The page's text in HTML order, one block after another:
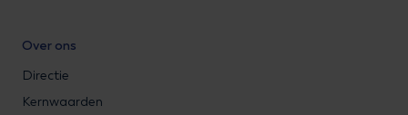
Over ons
Directie
Kernwaarden